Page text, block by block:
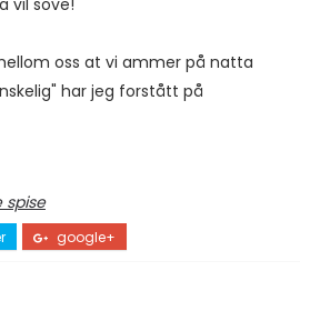
vil sove!
oss at vi ammer på natta
har jeg forstått på
spise
google+